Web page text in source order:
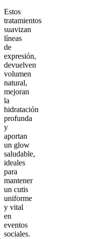
Estos
tratamientos
suavizan
líneas
de
expresión,
devuelven
volumen
natural,
mejoran
la
hidratación
profunda
y
aportan
un glow
saludable,
ideales
para
mantener
un cutis
uniforme
y vital
en
eventos
sociales.